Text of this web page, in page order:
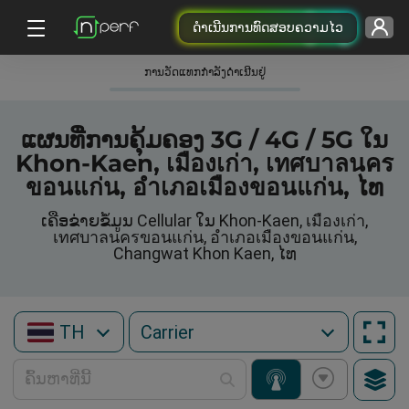
ດຳເນີນການທົດສອບຄວາມໄວ
ການວັດແທກກໍາລັງດໍາເນີນຢູ່
ແຜນທີ່ການຄຸ້ມຄອງ 3G / 4G / 5G ໃນ
Khon-Kaen, เมืองเก่า, เทศบาลนคร
ขอนแก่น, อำเภอเมืองขอนแก่น, ໄທ
ເຄືອຂ່າຍຂໍ້ມູນ Cellular ໃນ Khon-Kaen, เมืองเก่า,
เทศบาลนครขอนแก่น, อำเภอเมืองขอนแก่น,
Changwat Khon Kaen, ໄທ
TH